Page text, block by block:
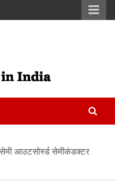
आउटसोर्स्ड सेमीकंडक्टर